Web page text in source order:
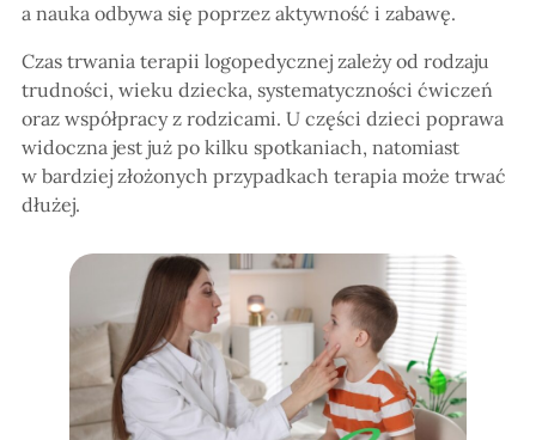
a nauka odbywa się poprzez aktywność i zabawę.
Czas trwania terapii logopedycznej zależy od rodzaju
trudności, wieku dziecka, systematyczności ćwiczeń
oraz współpracy z rodzicami. U części dzieci poprawa
widoczna jest już po kilku spotkaniach, natomiast
w bardziej złożonych przypadkach terapia może trwać
dłużej.